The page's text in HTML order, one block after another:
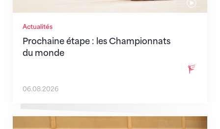
Actualités
Prochaine étape : les Championnats
du monde
06.08.2026
En route pour Zagreb avec des objectifs clairs